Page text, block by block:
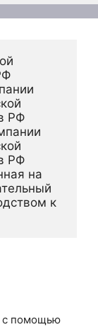
РФ
РФ
на
к
с помощью